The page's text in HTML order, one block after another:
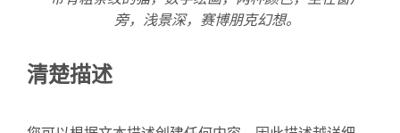
旁，浅景深，赛博朋克幻想。
清楚描述